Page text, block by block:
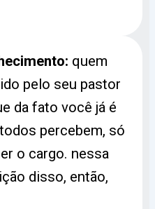
quem
pelo seu pastor
da fato você já é
percebem, só
o cargo. nessa
disso, então,